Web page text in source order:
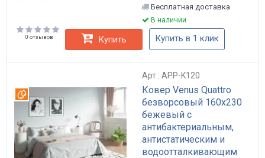
Бесплатная доставка
В наличии
0 отзывов Купить Купить в 1 клик
Арт.: APP-K120
Ковер Venus Quattro
безворсовый 160х230
бежевый с
антибактериальным,
антистатическим и
водоотталкивающим